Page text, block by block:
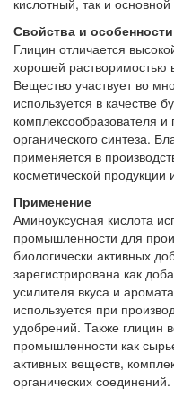
Свойства и особенности
Глицин отличается
хорошей растворимостью
Вещество участвует во
используется в качестве
комплексообразователя и
органического синтеза.
применяется в
косметической
Применение
Аминоуксусная кислота
промышленности для
биологически активных
зарегистрирована как
усилителя вкуса и
используется при
удобрений. Также глицин
промышленности как
активных веществ,
органических соединений.